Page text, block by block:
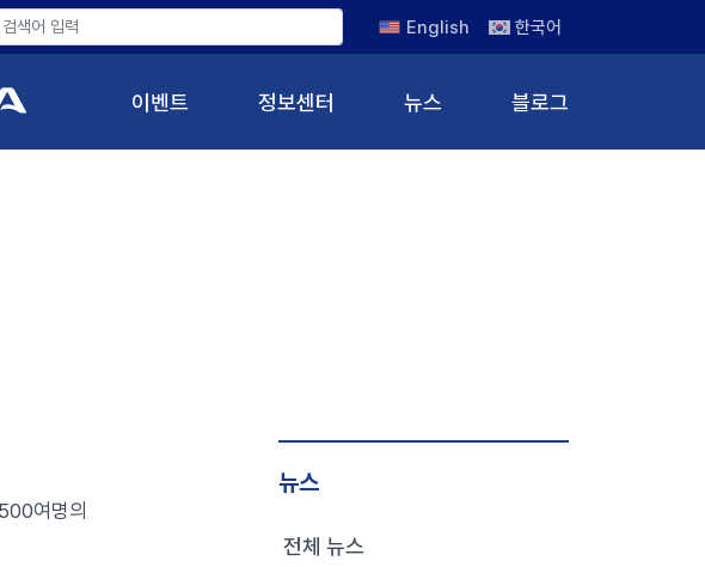
English 한국어
이벤트 정보센터 뉴스 블로그
뉴스
전체 뉴스
여명의